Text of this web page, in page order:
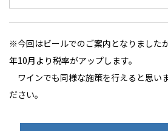
※今回はビールでのご案内となりました
年10月より税率がアップします。
ワインでも同様な施策を行えると思い
ださい。